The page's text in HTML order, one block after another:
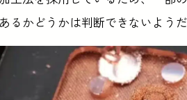
るかどうかは判断できないよう